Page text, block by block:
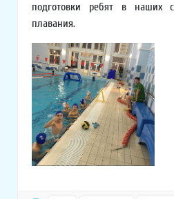
подготовки ребят в наших
плавания.